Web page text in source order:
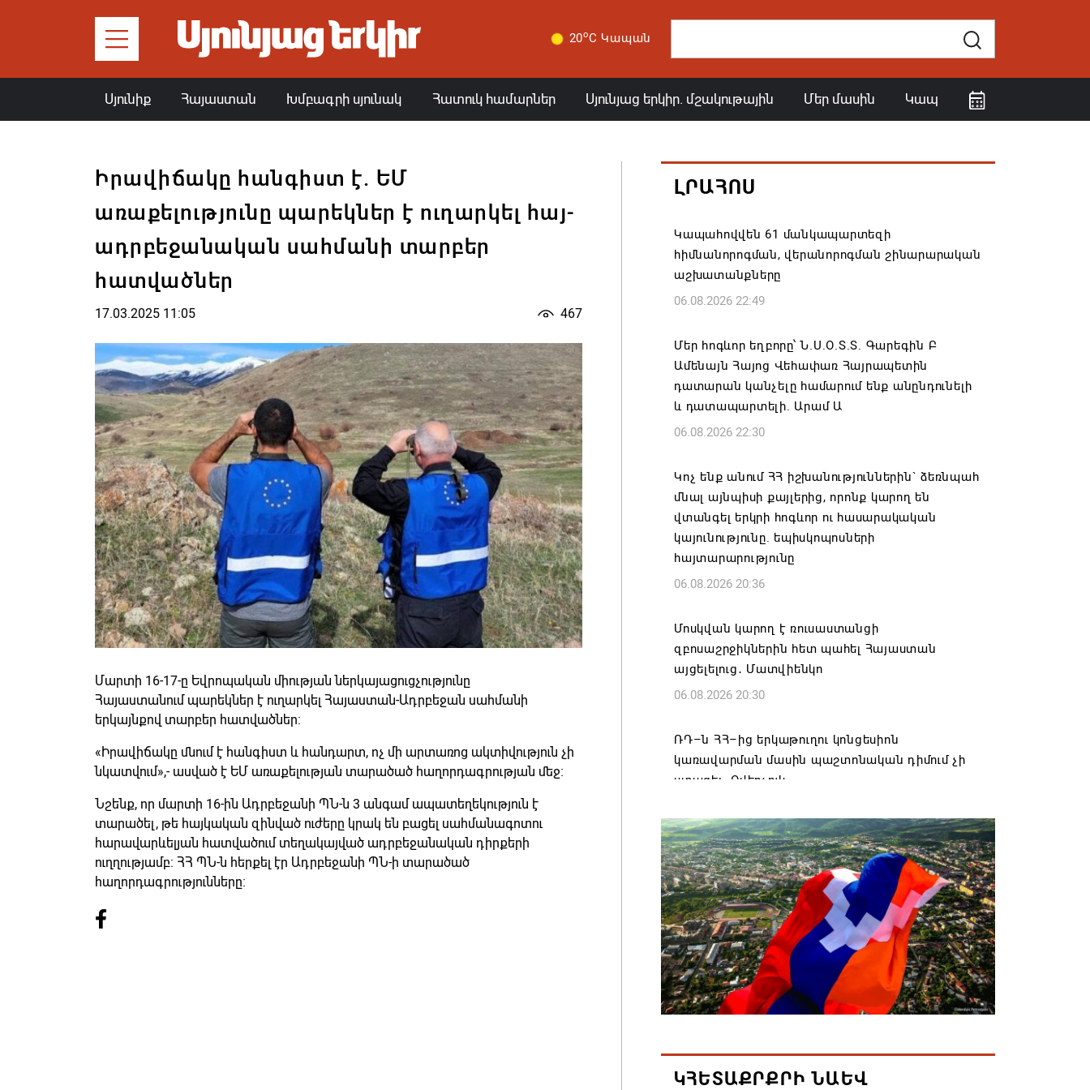
20oC Կապան
Սյունիք Հայաստան Խմբագրի սյունակ Հատուկ համարներ Սյունյաց երկիր. մշակութային Մեր մասին Կապ
Իրավիճակը հանգիստ է. ԵՄ
առաքելությունը պարեկներ է ուղարկել հայ-
ադրբեջանական սահմանի տարբեր
հատվածներ
17.03.2025 11:05 467
Մարտի 16-17-ը Եվրոպական միության ներկայացուցչությունը
Հայաստանում պարեկներ է ուղարկել Հայաստան-Ադրբեջան սահմանի
երկայնքով տարբեր հատվածներ:
«Իրավիճակը մնում է հանգիստ և հանդարտ, ոչ մի արտառոց ակտիվություն չի
նկատվում»,- ասված է ԵՄ առաքելության տարածած հաղորդագրության մեջ։
Նշենք, որ մարտի 16-ին Ադրբեջանի ՊՆ-ն 3 անգամ ապատեղեկություն է
տարածել, թե հայկական զինված ուժերը կրակ են բացել սահմանագոտու
հարավարևելյան հատվածում տեղակայված ադրբեջանական դիրքերի
ուղղությամբ։ ՀՀ ՊՆ-ն հերքել էր Ադրբեջանի ՊՆ-ի տարածած
հաղորդագրությունները։
ԼՐԱՀՈՍ
Կապահովվեն 61 մանկապարտեզի
հիմնանորոգման, վերանորոգման շինարարական
աշխատանքները
06.08.2026 22:49
Մեր հոգևոր եղբորը՝ Ն.Ս.Օ.Տ.Տ. Գարեգին Բ
Ամենայն Հայոց Վեհափառ Հայրապետին
դատարան կանչելը համարում ենք անընդունելի
և դատապարտելի. Արամ Ա
06.08.2026 22:30
Կոչ ենք անում ՀՀ իշխանություններին` ձեռնպահ
մնալ այնպիսի քայլերից, որոնք կարող են
վտանգել երկրի հոգևոր ու հասարակական
կայունությունը. եպիսկոպոսների
հայտարարությունը
06.08.2026 20:36
Մոսկվան կարող է ռուսաստանցի
զբոսաշրջիկներին հետ պահել Հայաստան
այցելելուց․ Մատվիենկո
06.08.2026 20:30
ՌԴ–ն ՀՀ–ից երկաթուղու կոնցեսիոն
կառավարման մասին պաշտոնական դիմում չի
ստացել. Օվերչուկ
Հայաստանյայց Առաքելական Եկեղեցու
առաջնորդը կկանգնի դատարանի առջև՝
կառավարության հետ խորացող
հակամարտության պատճառով․ Reuters-ի
արձագանքը
06.08.2026 18:41
Ռուսաստանից Ադրբեջանի տարածքով
06.08.2026 17:52
ԿՀԵՏԱՔՐՔՐԻ ՆԱԵՎ